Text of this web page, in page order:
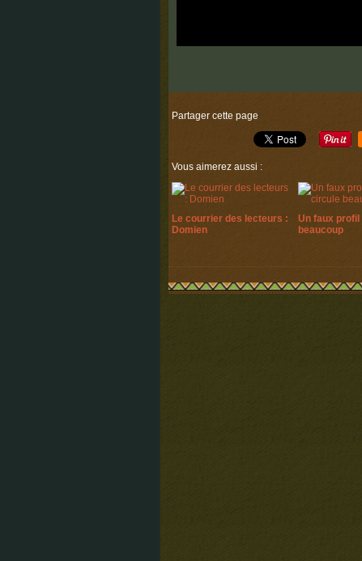
Partager cette page
Vous aimerez aussi :
Le courrier des lecteurs :
Domien
Un faux
beaucoup